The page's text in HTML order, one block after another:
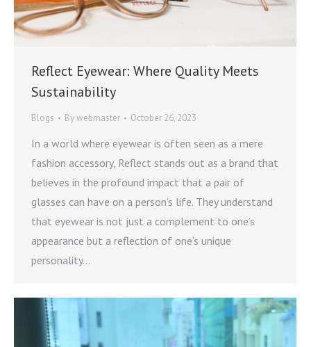
Reflect Eyewear: Where Quality Meets
Sustainability
Blogs Bywebmaster October 26, 2023
In a world where eyewear is often seen as a mere
fashion accessory, Reflect stands out as a brand that
believes in the profound impact that a pair of
glasses can have on a person’s life. They understand
that eyewear is not just a complement to one’s
appearance but a reflection of one’s unique
personality…